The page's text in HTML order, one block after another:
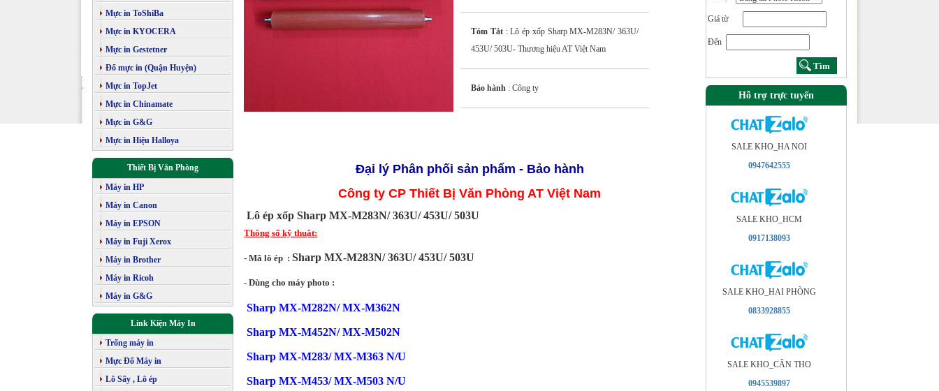
Mực in ToShiBa
Mực in KYOCERA
Mực in Gestetner
Đổ mực in (Quận Huyện)
Mực in TopJet
Mực in Chinamate
Mực in G&G
Mực in Hiệu Halloya
Thiết Bị Văn Phòng
Máy in HP
Máy in Canon
Máy in EPSON
Máy in Fuji Xerox
Máy in Brother
Máy in Ricoh
Máy in G&G
Link Kiện Máy In
Trống máy in
Mực Đổ Máy in
Lô Sấy , Lô ép
Tóm Tắt: Lô ép xốp Sharp MX-M283N/ 363U/
453U/ 503U- Thương hiệu AT Việt Nam
Bảo hành : Công ty
Đại lý Phân phối sản phẩm - Bảo hành
Công ty CP Thiết Bị Văn Phòng AT Việt Nam
Lô ép xốp Sharp MX-M283N/ 363U/ 453U/ 503U
Thông số kỹ thuật:
- Mã lô ép : Sharp MX-M283N/ 363U/ 453U/ 503U
- Dùng cho máy photo :
Sharp MX-M282N/ MX-M362N
Sharp MX-M452N/ MX-M502N
Sharp MX-M283/ MX-M363 N/U
Sharp MX-M453/ MX-M503 N/U
Giá từ
Đến
Hỗ trợ trực tuyến
SALE KHO_HA NOI
0947642555
SALE KHO_HCM
0917138093
SALE KHO_HAI PHÒNG
0833928855
SALE KHO_CÂN THO
0945539897